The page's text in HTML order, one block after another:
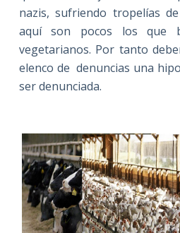
nazis, sufriendo tropelías
aquí son pocos los que
vegetarianos. Por tanto
elenco de denuncias una
ser denunciada.